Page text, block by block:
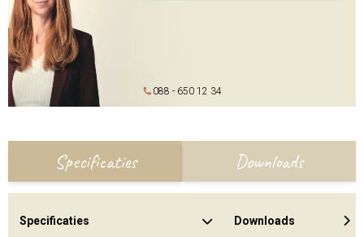
088 - 650 12 34
Specificaties Downloads
Specificaties Downloads